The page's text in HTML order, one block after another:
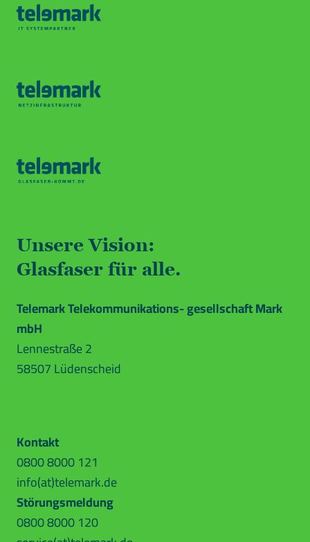
Unsere Vision:
Glasfaser für alle.
Telemark Telekommunikations- gesellschaft Mark
mbH
Lennestraße 2
58507 Lüdenscheid
Kontakt
0800 8000 121
info(at)telemark.de
Störungsmeldung
0800 8000 120